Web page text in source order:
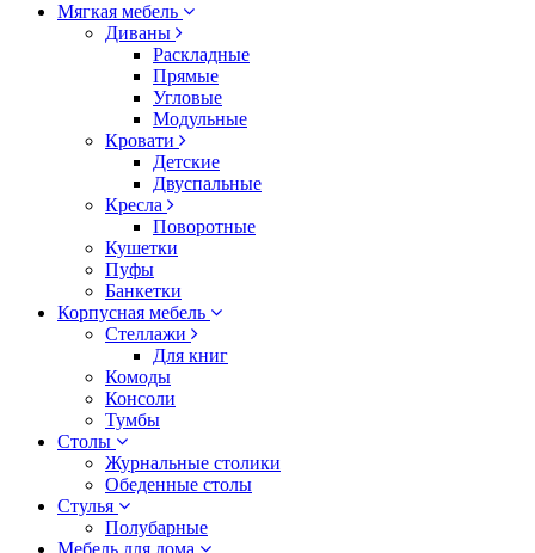
Мягкая мебель
Диваны
Раскладные
Прямые
Угловые
Модульные
Кровати
Детские
Двуспальные
Кресла
Поворотные
Кушетки
Пуфы
Банкетки
Корпусная мебель
Стеллажи
Для книг
Комоды
Консоли
Тумбы
Столы
Журнальные столики
Обеденные столы
Стулья
Полубарные